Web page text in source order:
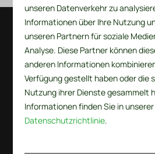
Bezahlen Sie sicher
unseren Datenverkehr zu
Informationen über Ihre Nutzung
unseren Partnern für soziale
Analyse. Diese Partner können
anderen Informationen
Verfügung gestellt haben oder die
Nutzung ihrer Dienste gesammelt
Informationen finden Sie in unserer
Datenschutzrichtlinie.